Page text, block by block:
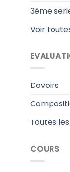
3ème
Voir
Devoirs
Toutes
COURS